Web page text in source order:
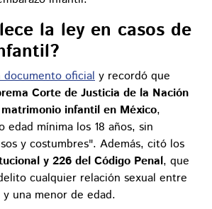
la ley en casos de
documento oficial y recordó que
Corte de Justicia de la Nación
infantil en México,
edad mínima los 18 años, sin
y costumbres". Además, citó los
y 226 del Código Penal, que
cualquier relación sexual entre
una menor de edad.